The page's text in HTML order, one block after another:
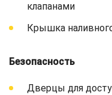
клапанами
Крышка
Безопасность
Дверцы для